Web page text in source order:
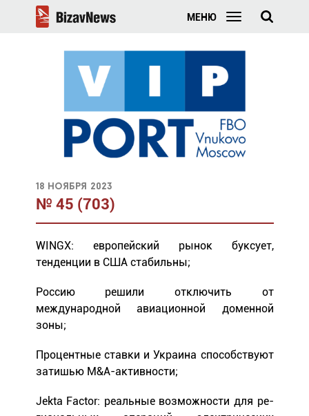
МЕНЮ
18 ноября 2023
№ 45 (703)
WINGX: европейский рынок буксует,
тенденции в США стабильны;
Россию решили отключить от
международной авиационной доменной
зоны;
Процентные ставки и Украина способствуют
затишью M&A-активности;
Jekta Factor: реальные возможности для ре-